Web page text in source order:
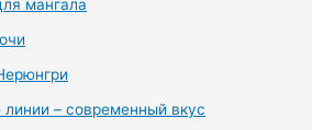
мангала
линии – современный вкус